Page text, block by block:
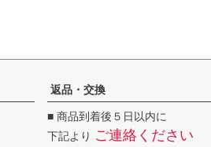
返品・交換
■ 商品到着後５日以内に
下記より ご連絡ください